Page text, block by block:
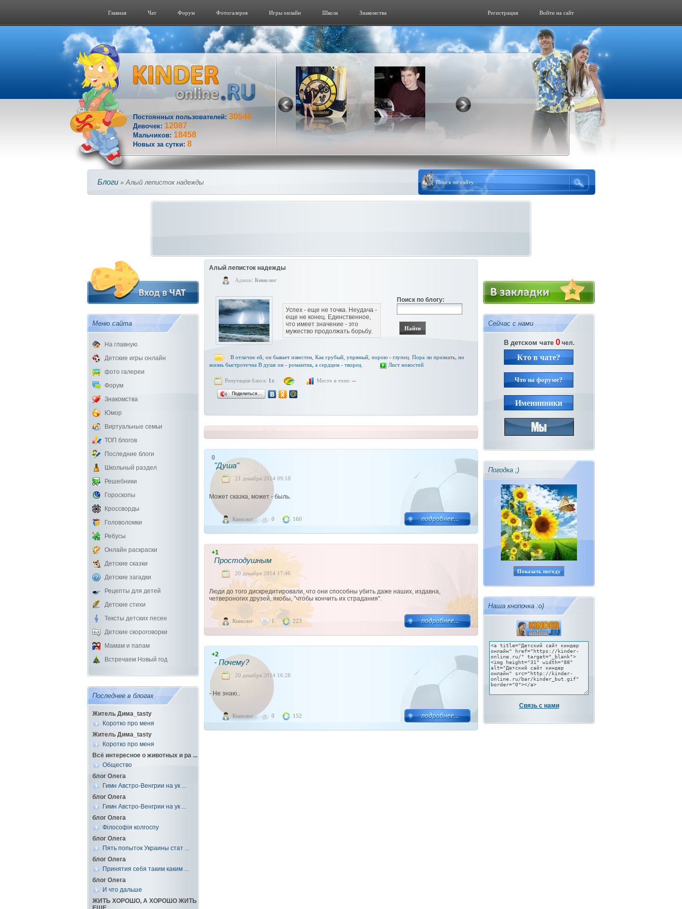
Главная Чат Форум Фотогалерeя Игры онлайн Школа Знакомства Войти на сайт
Регистрация
Постоянных пользователей: 30546
Девочек: 12087
Мальчиков: 18458
Новых за сутки: 8
Блоги » Алый леписток надежды
Меню сайта
На главную
Детские игры онлайн
фото галереи
Форум
Знакомства
Юмор
Виртуальные семьи
ТОП блогов
Последние блоги
Школьный раздел
Решебники
Гороскопы
Кроссворды
Головоломки
Ребусы
Онлайн раскраски
Детские сказки
Детские загадки
Рецепты для детей
Детские стихи
Тексты детских песен
Детские скороговорки
Мамам и папам
Встречаем Новый год
Последнее в блогах
Житель Дима_tasty
Коротко про меня
Житель Дима_tasty
Коротко про меня
Всё интересное о животных и ра ...
Общество
блог Олега
Гимн Австро-Венгрии на ук ...
блог Олега
Гимн Австро-Венгрии на ук ...
блог Олега
Філософія колгоспу
блог Олега
Пять попыток Украины стат ...
блог Олега
Принятия себя таким каким ...
блог Олега
И что дальше
ЖИТЬ ХОРОШО, А ХОРОШО ЖИТЬ
Алый леписток надежды
Админ: Кинолог
Успех - еще не точка. Неудача -
еще не конец. Единственное,
что имеет значение - это
мужество продолжать борьбу.
Поиск по блогу:
В отличие ей, он бывает известен, Как грубый, упрямый, порою - глупец. Пора ли признать, но
жизнь быстротечна В душе он - романтик, а сердцем - творец.
Лист новостей
Репутация блога: 1± Место в топе: --
Поделиться…
0
"Душа"
21 декабря 2014 09:18
Может сказка, может - быль.
Кинолог 0 160
+1
Простодушным
20 декабря 2014 17:46
Люди до того дискредитировали, что они способны убить даже наших, издавна,
четвероногих друзей, якобы, "чтобы кончить их страдания".
Кинолог 1 223
+2
- Почему?
20 декабря 2014 16:28
- Не знаю..
Кинолог 0 152
Сейчас с нами
В детском чате 0чел.
Кто в чате?
Что на форуме?
Именинники
Погодка ;)
Показать погоду
Наша кнопочка :о)
Связь с нами